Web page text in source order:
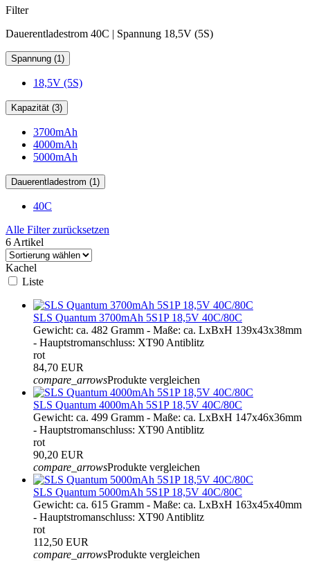
Filter
Dauerentladestrom 40C | Spannung 18,5V (5S)
Spannung (1)
18,5V (5S)
Kapazität (3)
3700mAh
4000mAh
5000mAh
Dauerentladestrom (1)
40C
Alle Filter zurücksetzen
6 Artikel
Kachel
Liste
SLS Quantum 3700mAh 5S1P 18,5V 40C/80C
Gewicht: ca. 482 Gramm - Maße: ca. LxBxH 139x43x38mm
- Hauptstromanschluss: XT90 Antiblitz
rot
84,70 EUR
compare_arrowsProdukte vergleichen
SLS Quantum 4000mAh 5S1P 18,5V 40C/80C
Gewicht: ca. 499 Gramm - Maße: ca. LxBxH 147x46x36mm
- Hauptstromanschluss: XT90 Antiblitz
rot
90,20 EUR
compare_arrowsProdukte vergleichen
SLS Quantum 5000mAh 5S1P 18,5V 40C/80C
Gewicht: ca. 615 Gramm - Maße: ca. LxBxH 163x45x40mm
- Hauptstromanschluss: XT90 Antiblitz
rot
112,50 EUR
compare_arrowsProdukte vergleichen